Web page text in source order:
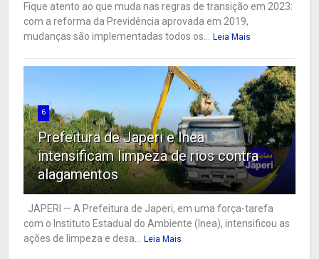
Fique atento ao que muda nas regras de transição em 2023:
com a reforma da Previdência aprovada em 2019,
mudanças são implementadas todos os... Leia Mais
6
Prefeitura de Japeri e Inea
intensificam limpeza de rios contra
alagamentos
JAPERI — A Prefeitura de Japeri, em uma força-tarefa
com o Instituto Estadual do Ambiente (Inea), intensificou as
ações de limpeza e desa... Leia Mais